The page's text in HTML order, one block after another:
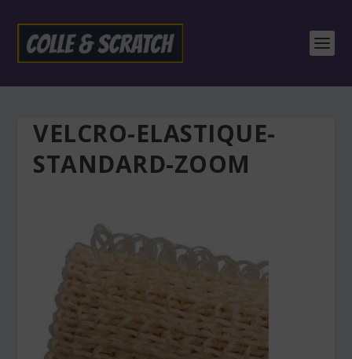
VELCRO-ELASTIQUE-
STANDARD-ZOOM